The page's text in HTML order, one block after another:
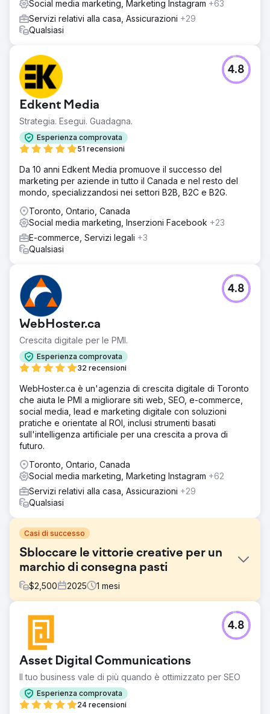
Social media marketing, Marketing Instagram +63
Servizi relativi alla casa, Assicurazioni +29
Qualsiasi
Edkent Media
Strategia. Esegui. Guadagna.
Esperienza comprovata
51 recensioni
4.8
Da 10 anni Edkent Media promuove il successo del
marketing per aziende in tutto il Canada e nel resto del
mondo, specializzandosi nei settori B2B, B2C e B2G.
Toronto, Ontario, Canada
Social media marketing, Inserzioni Facebook +23
E-commerce, Servizi legali +3
Qualsiasi
WebHoster.ca
Crescita digitale per le PMI.
Esperienza comprovata
32 recensioni
4.8
WebHoster.ca è un'agenzia di crescita digitale di Toronto
che aiuta le PMI a migliorare siti web, SEO, e-commerce,
social media, lead e marketing digitale con soluzioni
pratiche e orientate al ROI, inclusi strumenti basati
sull'intelligenza artificiale per una crescita a prova di
futuro.
Toronto, Ontario, Canada
Social media marketing, Marketing Instagram +62
Servizi relativi alla casa, Assicurazioni +29
Qualsiasi
Casi di successo
Sbloccare le vittorie creative per un
marchio di consegna pasti
$2,500 2025 1 mesi
Sfida
Un marchio premium di consegna di pasti surgelati aveva
immagini di prodotto di grande impatto e un sito web ben
progettato, ma la creatività degli annunci e le landing
page mancavano di un messaggio strutturato. Senza una
chiara differenziazione o un framework di test, i loro
sforzi a pagamento probabilmente non hanno avuto
successo, soprattutto nel tentativo di espandersi oltre i
primi utenti.
Asset Digital Communications
Il tuo business vale di più quando è ottimizzato per SEO
Esperienza comprovata
24 recensioni
4.8